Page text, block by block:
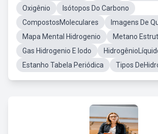
Oxigênio
Isótopos Do Carbono
CompostosMoleculares
Imagens De
Mapa Mental Hidrogenio
Metano
Gas Hidrogenio E Iodo
Estanho Tabela Periódica
Tipos